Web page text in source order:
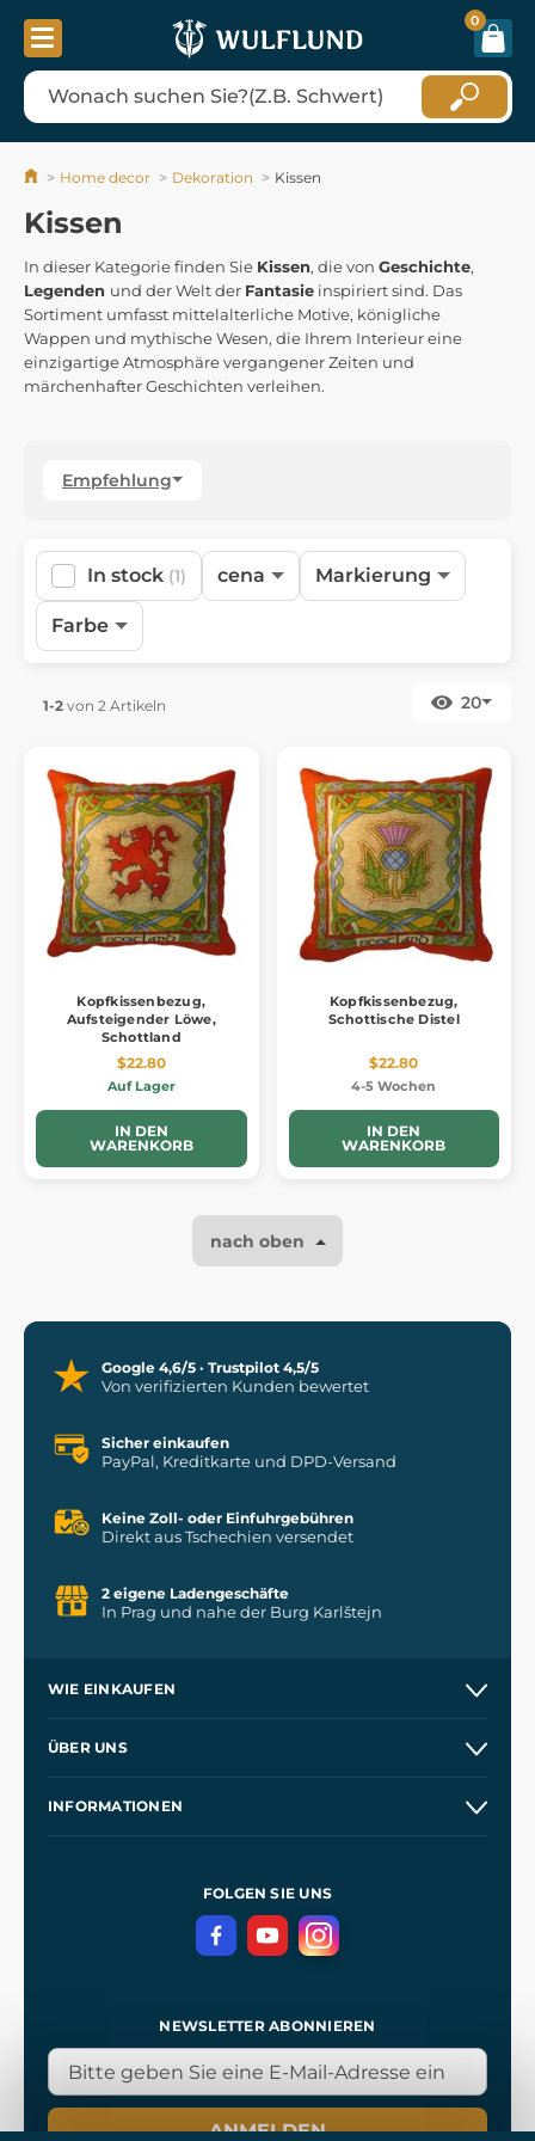
0
Home decor Dekoration Kissen
Kissen
In dieser Kategorie finden Sie Kissen, die von Geschichte,
Legenden und der Welt der Fantasie inspiriert sind. Das
Sortiment umfasst mittelalterliche Motive, königliche
Wappen und mythische Wesen, die Ihrem Interieur eine
einzigartige Atmosphäre vergangener Zeiten und
märchenhafter Geschichten verleihen.
Empfehlung
In stock (1) cena Markierung
Farbe
1-2 von 2 Artikeln 20
Kopfkissenbezug,
Aufsteigender Löwe,
Schottland
$22.80
Auf Lager
IN DEN
WARENKORB
Kopfkissenbezug,
Schottische Distel
$22.80
4-5 Wochen
IN DEN
WARENKORB
nach oben
Google 4,6/5 · Trustpilot 4,5/5
Von verifizierten Kunden bewertet
Sicher einkaufen
PayPal, Kreditkarte und DPD-Versand
Keine Zoll- oder Einfuhrgebühren
Direkt aus Tschechien versendet
2 eigene Ladengeschäfte
In Prag und nahe der Burg Karlštejn
WIE EINKAUFEN
Kontakt
ÜBER UNS
INFORMATIONEN
DatenschutzerklärungFOLGEN SIE UNS
NEWSLETTER ABONNIEREN
ANMELDEN